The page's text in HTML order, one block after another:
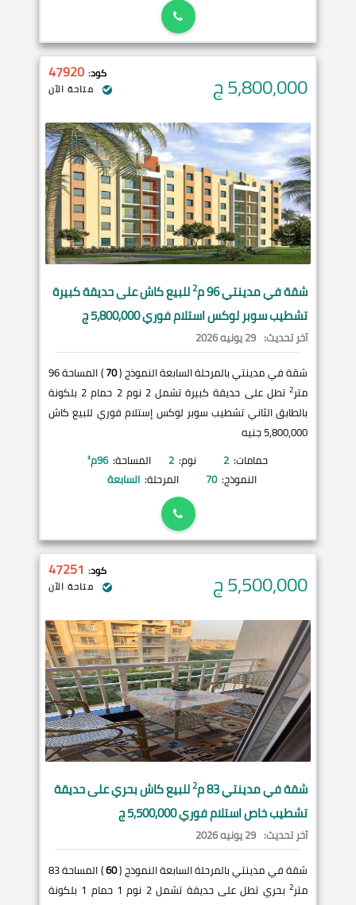
5,800,000ج كود: 47920
متاحة الآن
شقة فيمدينتي96 م 2للبيع كاش على حديقة كبيرة
تشطيب سوبر لوكس استلام فوري 5,800,000 ج
آخر تحديث: 29 يونيه 2026
شقة في مدينتي بالمرحلة السابعة النموذج (70
) المساحة 96
متر2
تطل على حديقة كبيرة تشمل 2 نوم 2 حمام 2 بلكونة
بالطابق الثاني تشطيب سوبر لوكس إستلام فوري للبيع كاش
5,800,000 جنيه
حمامات: 2 نوم: 2 المساحة: 96م²
النموذج: 70 المرحلة: السابعة
5,500,000ج كود: 47251
متاحة الآن
شقة فيمدينتي 2للبيع كاش بحري على حديقة
تشطيب خاص استلام فوري 5,500,000 ج
آخر تحديث: 29 يونيه 2026
شقة في مدينتي بالمرحلة السابعة النموذج (60
) المساحة 83
متر2
بحري تطل على حديقة تشمل 2 نوم 1 حمام 1 بلكونة